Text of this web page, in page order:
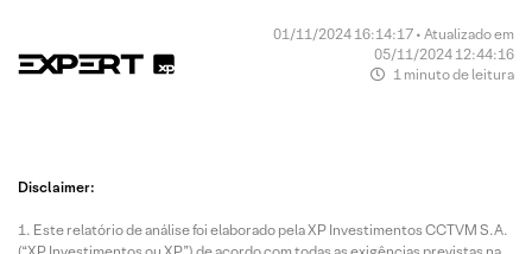
01/11/2024 16:14:17 • Atualizado em
05/11/2024 12:44:16
1 minuto de leitura
Disclaimer:
Este relatório de análise foi elaborado pela XP Investimentos CCTVM S.A.